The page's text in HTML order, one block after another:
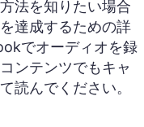
法を知りたい場合
達成するための詳
でオーディオを録
ンテンツでもキャ
読んでください。